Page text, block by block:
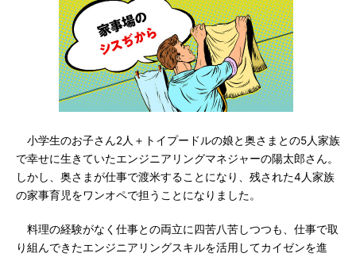
小学生のお子さん2人＋トイプードルの娘と奥さまとの5人家族
で幸せに生きていたエンジニアリングマネジャーの陽太郎さん。
しかし、奥さまが仕事で渡米することになり、残された4人家族
の家事育児をワンオペで担うことになりました。
料理の経験がなく仕事との両立に四苦八苦しつつも、仕事で取
り組んできたエンジニアリングスキルを活用してカイゼンを進